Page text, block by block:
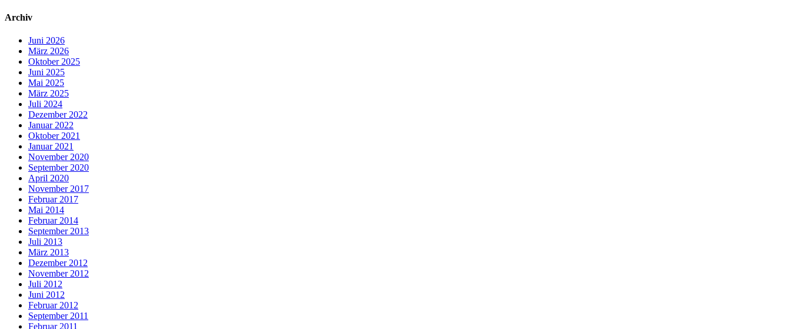
Archiv
Juni 2026
März 2026
Oktober 2025
Juni 2025
Mai 2025
März 2025
Juli 2024
Dezember 2022
Januar 2022
Oktober 2021
Januar 2021
November 2020
September 2020
April 2020
November 2017
Februar 2017
Mai 2014
Februar 2014
September 2013
Juli 2013
März 2013
Dezember 2012
November 2012
Juli 2012
Juni 2012
Februar 2012
September 2011
Februar 2011